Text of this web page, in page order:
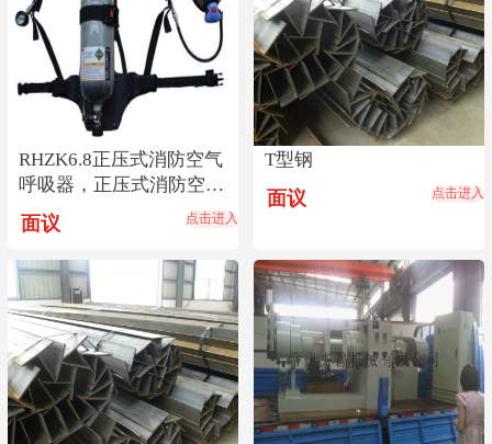
RHZK6.8正压式消防空气
呼吸器，正压式消防空气
呼吸器价格低
面议 点击进入
T型钢
面议 点击进入